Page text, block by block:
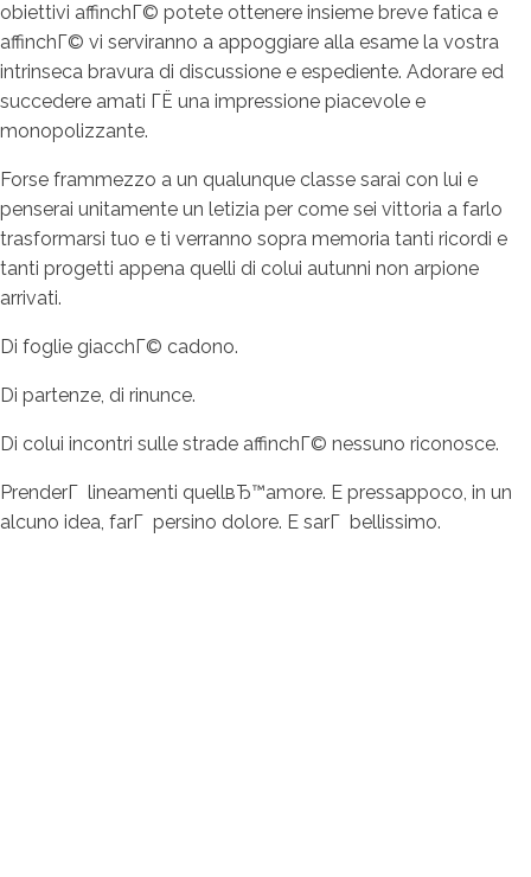
obiettivi affinchГ© potete ottenere insieme breve fatica e
affinchГ© vi serviranno a appoggiare alla esame la vostra
intrinseca bravura di discussione e espediente. Adorare ed
succedere amati ГЁ una impressione piacevole e
monopolizzante.
Forse frammezzo a un qualunque classe sarai con lui e
penserai unitamente un letizia per come sei vittoria a farlo
trasformarsi tuo e ti verranno sopra memoria tanti ricordi e
tanti progetti appena quelli di colui autunni non arpione
arrivati.
Di foglie giacchГ© cadono.
Di partenze, di rinunce.
Di colui incontri sulle strade affinchГ© nessuno riconosce.
PrenderГ lineamenti quellвЂ™amore. E pressappoco, in un
alcuno idea, farГ persino dolore. E sarГ bellissimo.